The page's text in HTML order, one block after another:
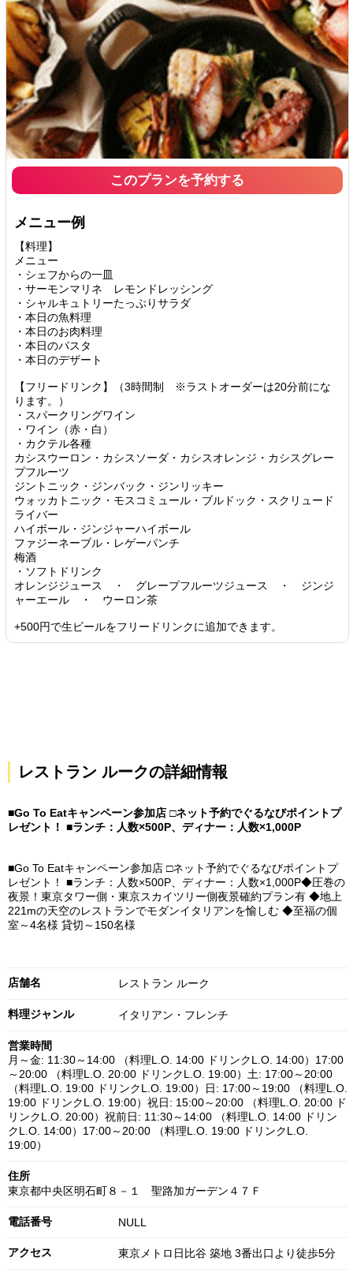
このプランを予約する
メニュー例
【料理】
メニュー
・シェフからの一皿
・サーモンマリネ レモンドレッシング
・シャルキュトリーたっぷりサラダ
・本日の魚料理
・本日のお肉料理
・本日のパスタ
・本日のデザート
【フリードリンク】（3時間制 ※ラストオーダーは20分前にな
ります。）
・スパークリングワイン
・ワイン（赤・白）
・カクテル各種
カシスウーロン・カシスソーダ・カシスオレンジ・カシスグレー
プフルーツ
ジントニック・ジンバック・ジンリッキー
ウォッカトニック・モスコミュール・ブルドック・スクリュード
ライバー
ハイボール・ジンジャーハイボール
ファジーネーブル・レゲーパンチ
梅酒
・ソフトドリンク
オレンジジュース ・ グレープフルーツジュース ・ ジンジ
ャーエール ・ ウーロン茶
+500円で生ビールをフリードリンクに追加できます。
レストラン ルークの詳細情報
■Go To Eatキャンペーン参加店 □ネット予約でぐるなびポイントプ
レゼント！ ■ランチ：人数×500P、ディナー：人数×1,000P
■Go To Eatキャンペーン参加店 □ネット予約でぐるなびポイントプ
レゼント！ ■ランチ：人数×500P、ディナー：人数×1,000P◆圧巻の
夜景！東京タワー側・東京スカイツリー側夜景確約プラン有 ◆地上
221mの天空のレストランでモダンイタリアンを愉しむ ◆至福の個
室～4名様 貸切～150名様
店舗名 レストラン ルーク
料理ジャンル イタリアン・フレンチ
営業時間
月～金: 11:30～14:00 （料理L.O. 14:00 ドリンクL.O. 14:00）17:00
～20:00 （料理L.O. 20:00 ドリンクL.O. 19:00）土: 17:00～20:00
（料理L.O. 19:00 ドリンクL.O. 19:00）日: 17:00～19:00 （料理L.O.
19:00 ドリンクL.O. 19:00）祝日: 15:00～20:00 （料理L.O. 20:00 ド
リンクL.O. 20:00）祝前日: 11:30～14:00 （料理L.O. 14:00 ドリン
クL.O. 14:00）17:00～20:00 （料理L.O. 19:00 ドリンクL.O.
19:00）
住所
東京都中央区明石町８－１ 聖路加ガーデン４７Ｆ
電話番号 NULL
アクセス 東京メトロ日比谷 築地 3番出口より徒歩5分